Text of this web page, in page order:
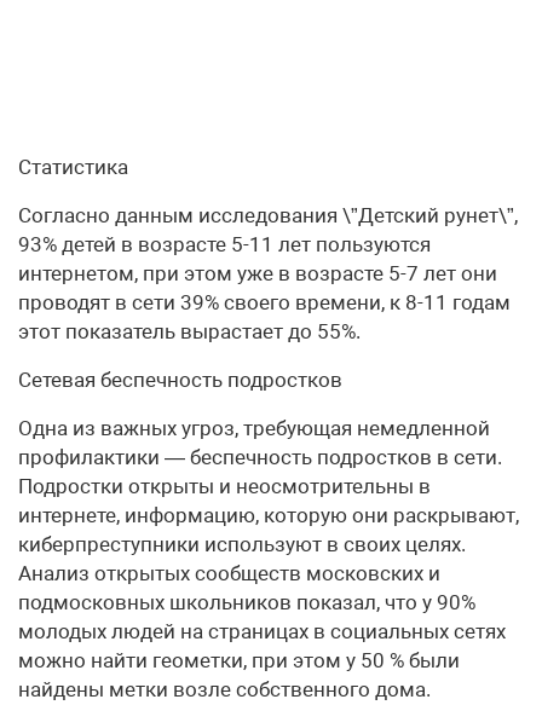
Статистика
Согласно данным исследования \”Детский рунет\”,
93% детей в возрасте 5-11 лет пользуются
интернетом, при этом уже в возрасте 5-7 лет они
проводят в сети 39% своего времени, к 8-11 годам
этот показатель вырастает до 55%.
Сетевая беспечность подростков
Одна из важных угроз, требующая немедленной
профилактики — беспечность подростков в сети.
Подростки открыты и неосмотрительны в
интернете, информацию, которую они раскрывают,
киберпреступники используют в своих целях.
Анализ открытых сообществ московских и
подмосковных школьников показал, что у 90%
молодых людей на страницах в социальных сетях
можно найти геометки, при этом у 50 % были
найдены метки возле собственного дома.